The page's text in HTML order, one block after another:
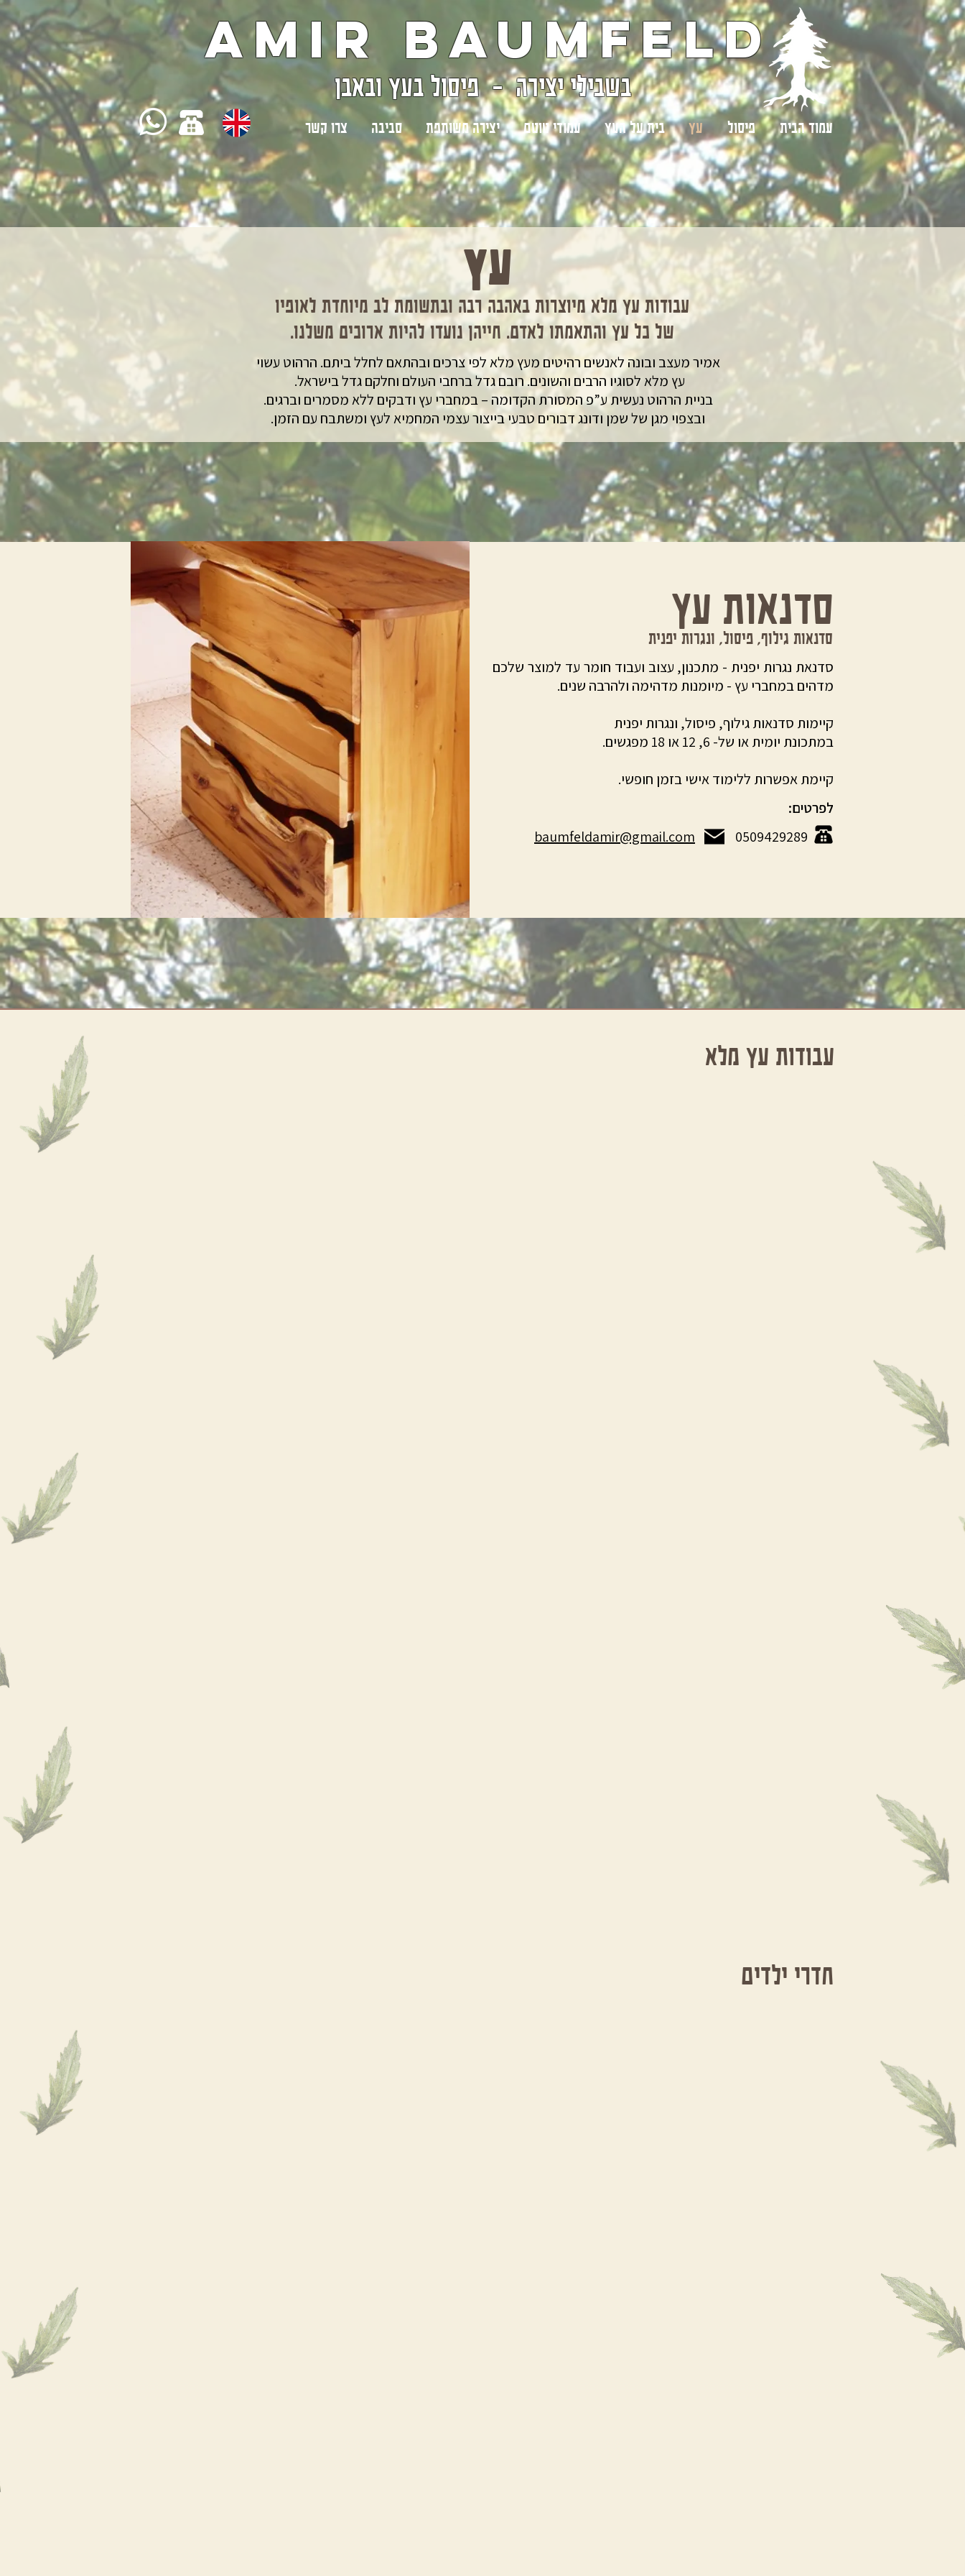
Amir Baumfeld
בשבילי יצירה - פיסול בעץ ובאבן
עמוד הבית פיסול עץ בית על העץ עמודי טוטם יצירה משותפת סביבה צרו קשר
עץ
​עבודות עץ מלא מיוצרות באהבה רבה ובתשומת לב מיוחדת לאופיו
של כל עץ והתאמתו לאדם. חייהן נועדו להיות ארוכים משלנו.
אמיר מעצב ובונה לאנשים רהיטים מעץ מלא לפי צרכים ובהתאם לחלל ביתם. הרהוט עשוי
עץ מלא לסוגיו הרבים והשונים. רובם גדל ברחבי העולם וחלקם גדל בישראל.
בניית הרהוט נעשית ע”פ המסורת הקדומה – במחברי עץ ודבקים ללא מסמרים וברגים.
ובצפוי מגן של שמן ודונג דבורים טבעי בייצור עצמי המחמיא לעץ ומשתבח עם הזמן.
סדנאות עץ
סדנאות גילוף, פיסול, ונגרות יפנית
סדנאת נגרות יפנית - מתכנון, עצוב ועבוד חומר עד למוצר שלכם
מדהים במחברי עץ - מיומנות מדהימה ולהרבה שנים.
קיימות סדנאות גילוף, פיסול, ונגרות יפנית
במתכונת יומית או של- 6, 12 או 18 מפגשים.
קיימת אפשרות ללימוד אישי בזמן חופשי.
לפרטים:
baumfeldamir@gmail.com
0509429289
עבודות עץ מלא
חדרי ילדים